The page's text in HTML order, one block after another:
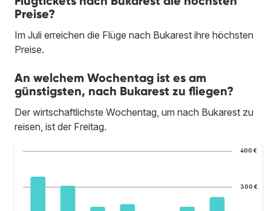
Preise?
Im Juli erreichen die Flüge nach Bukarest ihre höchsten
Preise.
An welchem Wochentag ist es am
günstigsten, nach Bukarest zu fliegen?
Der wirtschaftlichste Wochentag, um nach Bukarest zu
reisen, ist der Freitag.
300 €
400 €